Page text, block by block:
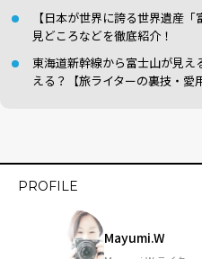
【日本が世界に誇る世界遺産
見どころなどを徹底紹介！
東海道新幹線から富士山が見
える？【旅ライターの裏技・愛
PROFILE
Mayumi.W